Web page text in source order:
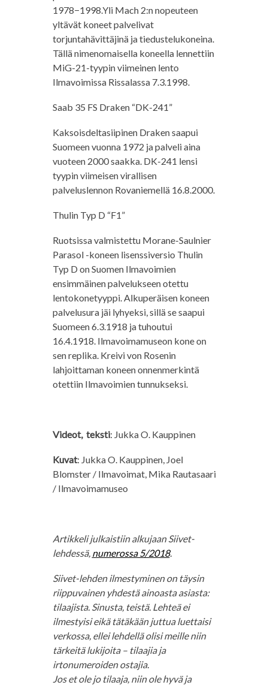
1978−1998.Yli Mach 2:n nopeuteen
yltävät koneet palvelivat
torjuntahävittäjinä ja tiedustelukoneina.
Tällä nimenomaisella koneella lennettiin
MiG-21-tyypin viimeinen lento
Ilmavoimissa Rissalassa 7.3.1998.
Saab 35 FS Draken “DK-241”
Kaksoisdeltasiipinen Draken saapui
Suomeen vuonna 1972 ja palveli aina
vuoteen 2000 saakka. DK-241 lensi
tyypin viimeisen virallisen
palveluslennon Rovaniemellä 16.8.2000.
Thulin Typ D “F1”
Ruotsissa valmistettu Morane-Saulnier
Parasol -koneen lisenssiversio Thulin
Typ D on Suomen Ilmavoimien
ensimmäinen palvelukseen otettu
lentokonetyyppi. Alkuperäisen koneen
palvelusura jäi lyhyeksi, sillä se saapui
Suomeen 6.3.1918 ja tuhoutui
16.4.1918. Ilmavoimamuseon kone on
sen replika. Kreivi von Rosenin
lahjoittaman koneen onnenmerkintä
otettiin Ilmavoimien tunnukseksi.
Videot, teksti: Jukka O. Kauppinen
Kuvat: Jukka O. Kauppinen, Joel
Blomster / Ilmavoimat, Mika Rautasaari
/ Ilmavoimamuseo
Artikkeli julkaistiin alkujaan Siivet-
lehdessä, numerossa 5/2018.
Siivet-lehden ilmestyminen on täysin
riippuvainen yhdestä ainoasta asiasta:
tilaajista. Sinusta, teistä. Lehteä ei
ilmestyisi eikä tätäkään juttua luettaisi
verkossa, ellei lehdellä olisi meille niin
tärkeitä lukijoita – tilaajia ja
irtonumeroiden ostajia.
Jos et ole jo tilaaja, niin ole hyvä ja